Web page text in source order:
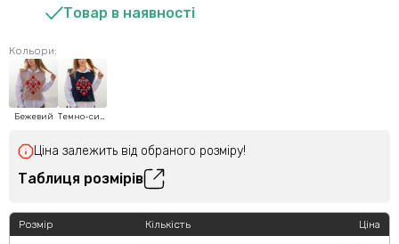
Товар в наявності
Кольори:
Бежевий Темно-синій
Ціна залежить від обраного розміру!
Таблиця розмірів
Розмір Кількість Ціна